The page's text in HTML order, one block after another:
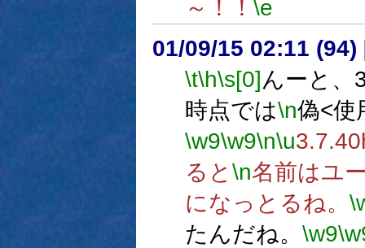
～！！ \e
01/09/15 02:11 (94)
\t\h\s[0]んーと、
時点では\n偽<使
\w9\w9\n\u
ると \n名前はユ
になっとるね。
たんだね。 \w9